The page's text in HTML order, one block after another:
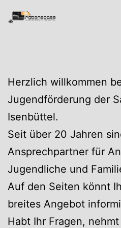
Zum
Inhalt
Herzlich willkommen
Jugendförderung der
Isenbüttel.
Seit über 20 Jahren
Ansprechpartner für
Jugendliche und
Auf den Seiten könnt
breites Angebot
Habt Ihr Fragen, nehmt